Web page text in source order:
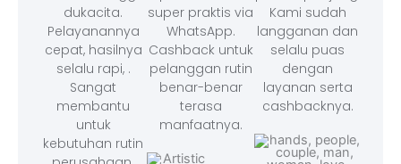
dukacita.
Pelayanannya
cepat, hasilnya
selalu rapi, .
Sangat
membantu
untuk
kebutuhan rutin
super praktis via
WhatsApp.
Cashback untuk
pelanggan rutin
benar-benar
terasa
manfaatnya.
Kami sudah
langganan dan
selalu puas
dengan
layanan serta
cashbacknya.